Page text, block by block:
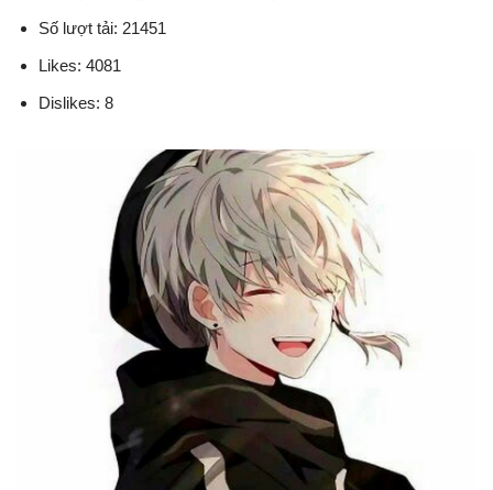
Số lượt tải: 21451
Likes: 4081
Dislikes: 8